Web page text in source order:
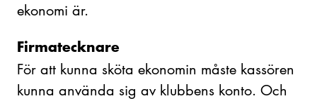
ekonomi är.
Firmatecknare
För att kunna sköta ekonomin måste kassören
kunna använda sig av klubbens konto. Och